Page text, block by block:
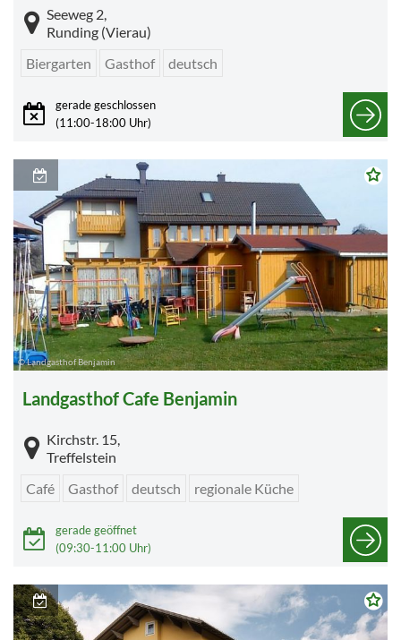
Seeweg 2,
Runding (Vierau)
Biergarten
Gasthof deutsch
gerade geschlossen
(11:00-18:00 Uhr)
© Landgasthof Benjamin
Landgasthof Cafe Benjamin
Kirchstr. 15,
Treffelstein
Café
Gasthof deutsch regionale Küche
gerade geöffnet
(09:30-11:00 Uhr)